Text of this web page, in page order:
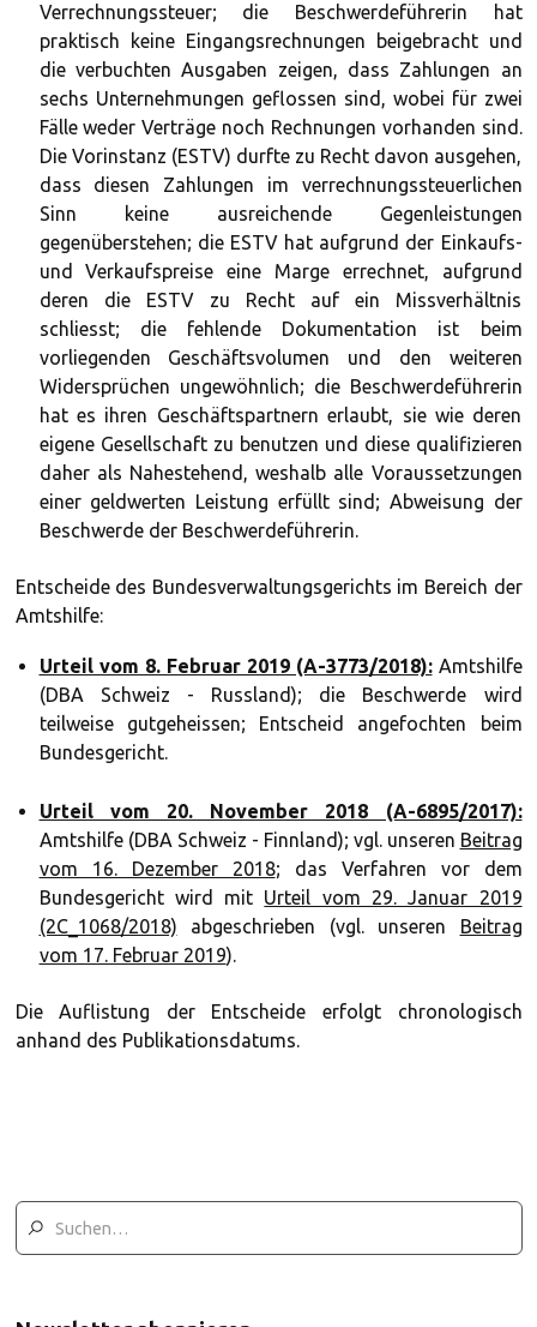
Verrechnungssteuer; die Beschwerdeführerin hat
praktisch keine Eingangsrechnungen beigebracht und
die verbuchten Ausgaben zeigen, dass Zahlungen an
sechs Unternehmungen geflossen sind, wobei für zwei
Fälle weder Verträge noch Rechnungen vorhanden sind.
Die Vorinstanz (ESTV) durfte zu Recht davon ausgehen,
dass diesen Zahlungen im verrechnungssteuerlichen
Sinn keine ausreichende Gegenleistungen
gegenüberstehen; die ESTV hat aufgrund der Einkaufs-
und Verkaufspreise eine Marge errechnet, aufgrund
deren die ESTV zu Recht auf ein Missverhältnis
schliesst; die fehlende Dokumentation ist beim
vorliegenden Geschäftsvolumen und den weiteren
Widersprüchen ungewöhnlich; die Beschwerdeführerin
hat es ihren Geschäftspartnern erlaubt, sie wie deren
eigene Gesellschaft zu benutzen und diese qualifizieren
daher als Nahestehend, weshalb alle Voraussetzungen
einer geldwerten Leistung erfüllt sind; Abweisung der
Beschwerde der Beschwerdeführerin.
Entscheide des Bundesverwaltungsgerichts im Bereich der
Amtshilfe:
Urteil vom 8. Februar 2019 (A-3773/2018):Amtshilfe
(DBA Schweiz - Russland); die Beschwerde wird
teilweise gutgeheissen; Entscheid angefochten beim
Bundesgericht.
Urteil vom 20. November 2018 (A-6895/2017):
Amtshilfe (DBA Schweiz - Finnland); vgl. unseren Beitrag
vom 16. Dezember 2018; das Verfahren vor dem
Bundesgericht wird mit Urteil vom 29. Januar 2019
(2C_1068/2018) abgeschrieben (vgl. unseren Beitrag
vom 17. Februar 2019).
Die Auflistung der Entscheide erfolgt chronologisch
anhand des Publikationsdatums.